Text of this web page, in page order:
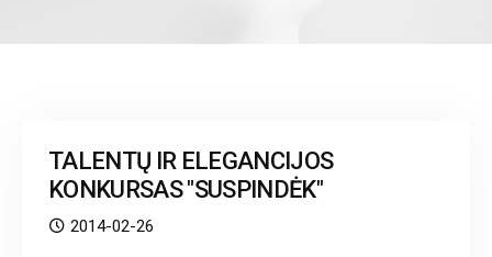
TALENTŲ IR ELEGANCIJOS
KONKURSAS "SUSPINDĖK"
2014-02-26